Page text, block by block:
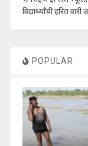
विद्यार्थ्यांची हरित
POPULAR